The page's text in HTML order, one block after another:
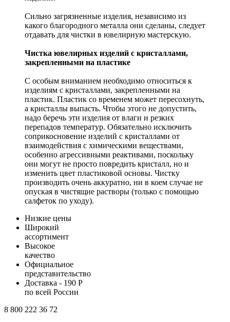
Сильно загрязненные изделия, независимо из
какого благородного металла они сделаны, следует
отдавать для чистки в ювелирную мастерскую.
Чистка ювелирных изделий с кристаллами,
закрепленными на пластике
С особым вниманием необходимо относиться к
изделиям с кристаллами, закрепленными на
пластик. Пластик со временем может пересохнуть,
а кристаллы выпасть. Чтобы этого не допустить,
надо беречь эти изделия от влаги и резких
перепадов температур. Обязательно исключить
соприкосновение изделий с кристаллами от
взаимодействия с химическими веществами,
особенно агрессивными реактивами, поскольку
они могут не просто повредить кристалл, но и
изменить цвет пластиковой основы. Чистку
производить очень аккуратно, ни в коем случае не
опуская в чистящие растворы (только с помощью
салфеток по уходу).
Низкие цены
Широкий
ассортимент
Высокое
качество
Официальное
представительство
Доставка - 190 Р
по всей России
8 800 222 36 72